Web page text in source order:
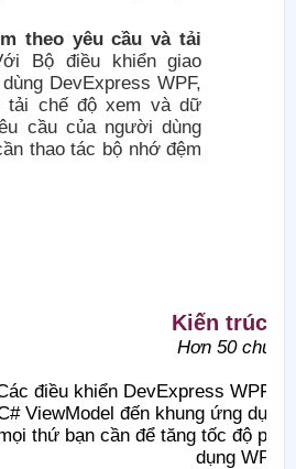
theo yêu cầu và tải
Bộ điều khiển giao
DevExpress WPF,
tải chế độ xem và dữ
cầu của người dùng
thao tác bộ nhớ đệm
Kiến trúc
Hơn 50 chủ
điều khiển DevExpress WPF
ViewModel đến khung ứng
thứ bạn cần để tăng tốc độ
dụng WPF